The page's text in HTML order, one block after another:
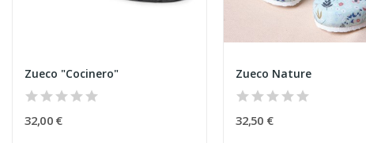
Zueco "Cocinero"
32,00 €
Zueco Nature
32,50 €